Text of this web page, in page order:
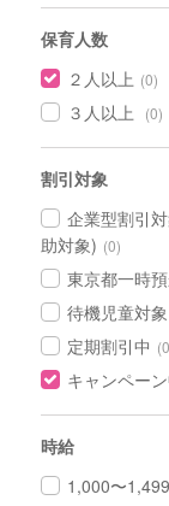
保育人数
２人以上 (0)
３人以上 (0)
割引対象
企業型割引
助対象) (0)
東京都一時
待機児童対象
定期割引中
キャンペー
時給
1,000〜